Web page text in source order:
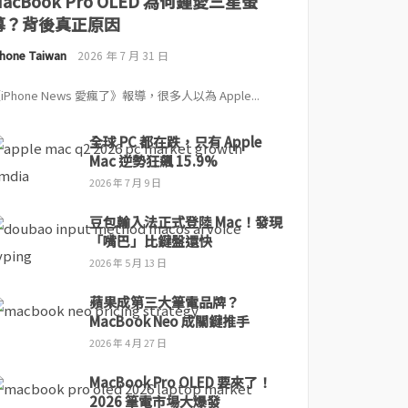
？背後真正原因
Taiwan 2026 年 7 月 31 日
News 愛瘋了》報導，很多人以為 Apple...
全球 PC 都在跌，只有 Apple
Mac 逆勢狂飆 15.9%
2026 年 7 月 9 日
豆包輸入法正式登陸 Mac！發現
「嘴巴」比鍵盤還快
2026 年 5 月 13 日
蘋果成第三大筆電品牌？
MacBook Neo 成關鍵推手
2026 年 4 月 27 日
MacBook Pro OLED 要來了！
2026 筆電市場大爆發